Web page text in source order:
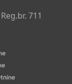
711